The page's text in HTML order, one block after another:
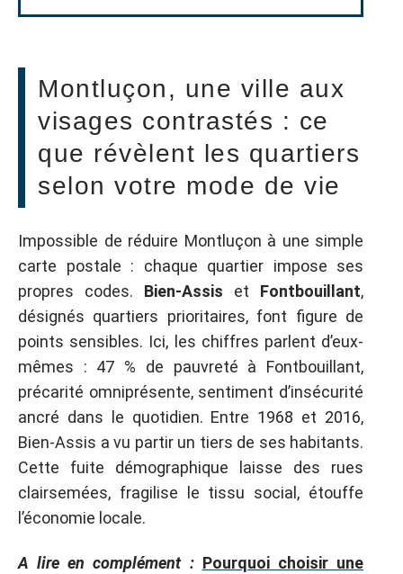
Montluçon, une ville aux
visages contrastés : ce
que révèlent les quartiers
selon votre mode de vie
Impossible de réduire Montluçon à une simple
carte postale : chaque quartier impose ses
propres codes. Bien-Assis et Fontbouillant,
désignés quartiers prioritaires, font figure de
points sensibles. Ici, les chiffres parlent d’eux-
mêmes : 47 % de pauvreté à Fontbouillant,
précarité omniprésente, sentiment d’insécurité
ancré dans le quotidien. Entre 1968 et 2016,
Bien-Assis a vu partir un tiers de ses habitants.
Cette fuite démographique laisse des rues
clairsemées, fragilise le tissu social, étouffe
l’économie locale.
A lire en complément : Pourquoi choisir une